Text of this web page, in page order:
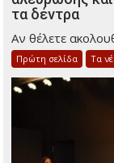
τα δέντρα
Αν θέλετε
Πρώτη σελίδα Τα